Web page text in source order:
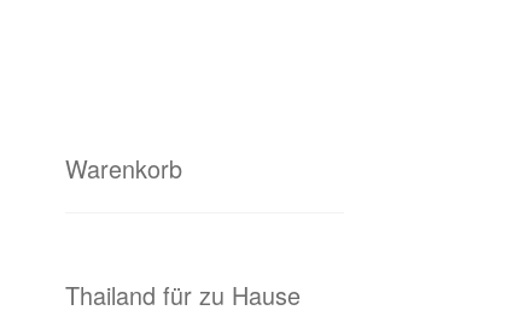
Warenkorb
Thailand für zu Hause